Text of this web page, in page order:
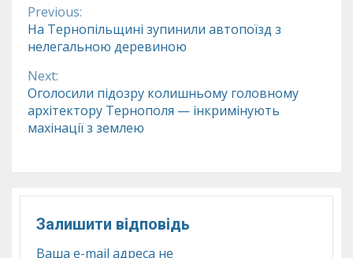
Continue
Reading
Previous:
На Тернопільщині зупинили автопоїзд з
нелегальною деревиною
Next:
Оголосили підозру колишньому головному
архітектору Тернополя — інкримінують
махінації з землею
Залишити відповідь
Ваша e-mail адреса не